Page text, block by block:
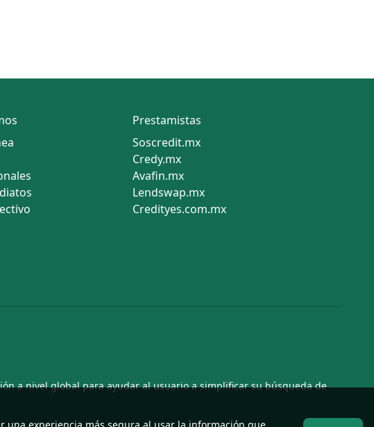
Prestamistas
Soscredit.mx
Credy.mx
Avafin.mx
Lendswap.mx
Credityes.com.mx
a nivel global para ayudar al usuario a simplificar su búsqueda de